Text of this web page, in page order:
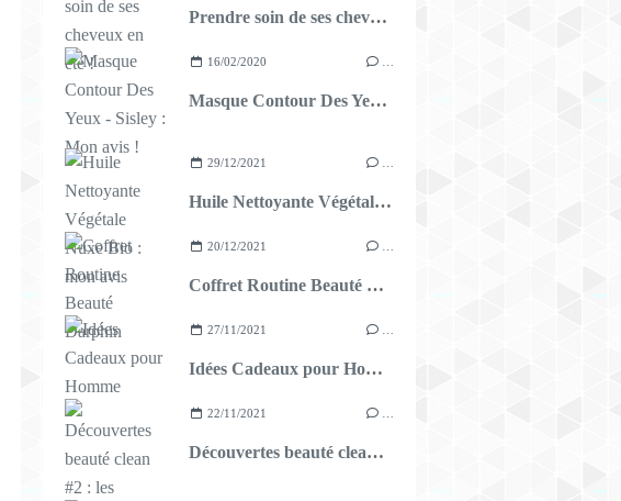
Prendre soin de ses cheveux en été !
16/02/2020
Masque Contour Des Yeux - Sisley : Mon avis !
29/12/2021
Huile Nettoyante Végétale Nuxe Bio : mon avis
20/12/2021
Coffret Routine Beauté Darphin
27/11/2021
Idées Cadeaux pour Homme
22/11/2021
Découvertes beauté clean #2 : les baumes à lèvres